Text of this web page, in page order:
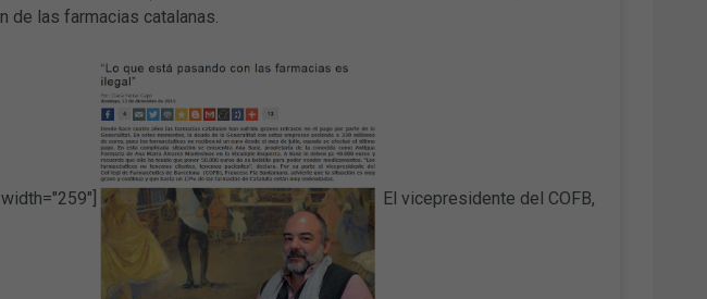
de las farmacias catalanas.
El vicepresidente del COFB,